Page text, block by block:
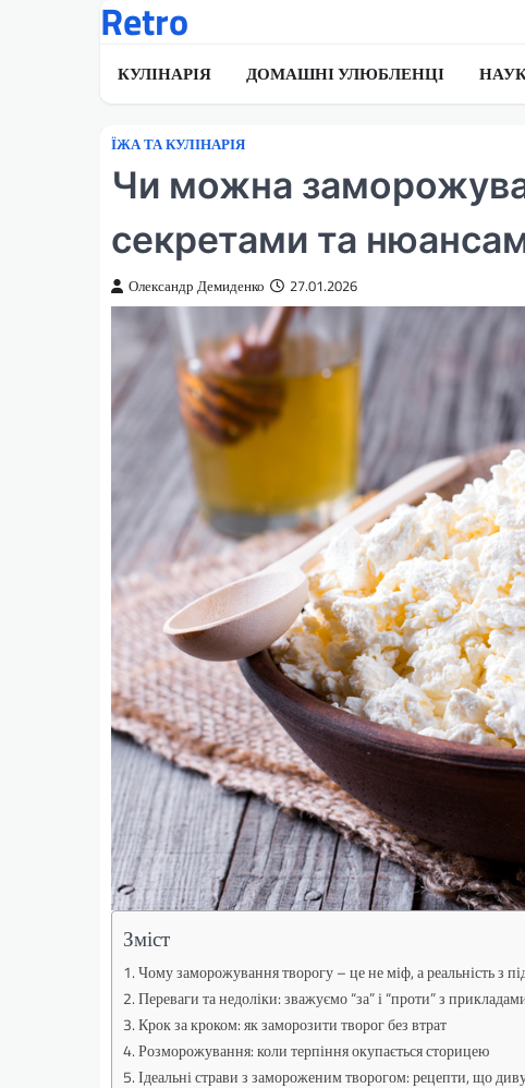
Retro
КУЛІНАРІЯ ДОМАШНІ УЛЮБЛЕНЦІ
ЇЖА ТА КУЛІНАРІЯ
Чи можна
секретами та
Олександр Демиденко 27.01.2026
Зміст
Чому заморожування творогу – це не міф, а реальність з
Переваги та недоліки: зважуємо “за” і “проти” з
Крок за кроком: як заморозити творог без втрат
Розморожування: коли терпіння окупається сторицею
Ідеальні страви з замороженим творогом: рецепти, що